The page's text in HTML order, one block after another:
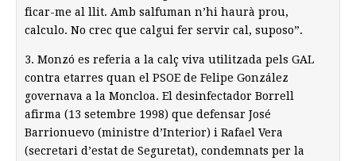
ficar-me al llit. Amb salfuman n’hi haurà prou,
calculo. No crec que calgui fer servir cal, suposo”.
3. Monzó es referia a la calç viva utilitzada pels GAL
contra etarres quan el PSOE de Felipe González
governava a la Moncloa. El desinfectador Borrell
afirma (13 setembre 1998) que defensar José
Barrionuevo (ministre d’Interior) i Rafael Vera
(secretari d’estat de Seguretat), condemnats per la